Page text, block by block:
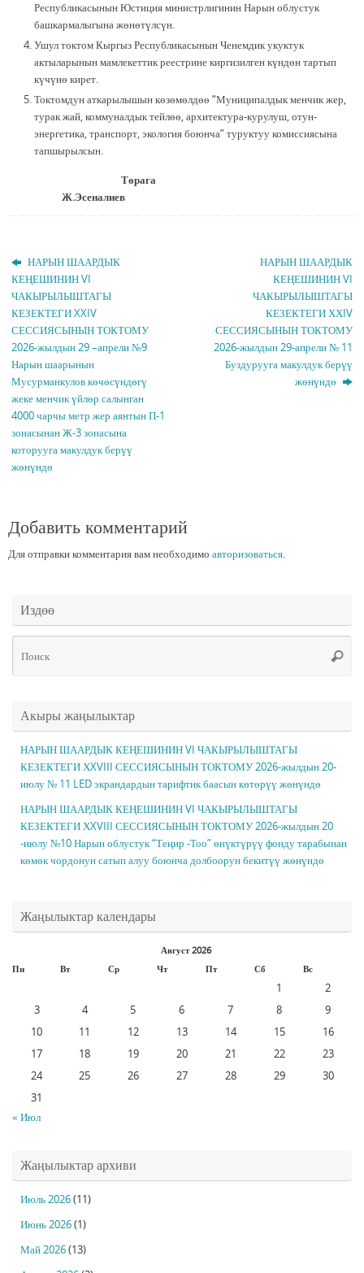
Республикасынын Юстиция министрлигинин Нарын облустук
башкармалыгына жөнөтүлсүн.
Ушул токтом Кыргыз Республикасынын Ченемдик укуктук
актыларынын мамлекеттик реестрине киргизилген күндөн тартып
күчүнө кирет.
Токтомдун аткарылышын көзөмөлдөө “Муниципалдык менчик жер,
турак жай, коммуналдык тейлөө, архитектура-курулуш, отун-
энергетика, транспорт, экология боюнча” туруктуу комиссиясына
тапшырылсын.
Төрага
Ж.Эсеналиев
НАРЫН ШААРДЫК
КЕҢЕШИНИН VI
ЧАКЫРЫЛЫШТАГЫ
КЕЗЕКТЕГИ XXIV
СЕССИЯСЫНЫН ТОКТОМУ
2026-жылдын 29 –апрели №9
Нарын шаарынын
Мусурманкулов көчөсүндөгү
жеке менчик үйлөр салынган
4000 чарчы метр жер аянтын П-1
зонасынан Ж-3 зонасына
которууга макулдук берүү
жөнүндө
НАРЫН ШААРДЫК
КЕҢЕШИНИН VI
ЧАКЫРЫЛЫШТАГЫ
КЕЗЕКТЕГИ ХХIV
СЕССИЯСЫНЫН ТОКТОМУ
2026-жылдын 29-апрели № 11
Буздурууга макулдук берүү
жөнүндө
Добавить комментарий
Для отправки комментария вам необходимо авторизоваться.
Издөө
Поиск
Акыры жаңылыктар
НАРЫН ШААРДЫК КЕҢЕШИНИН VI ЧАКЫРЫЛЫШТАГЫ
КЕЗЕКТЕГИ ХXVIII СЕССИЯСЫНЫН ТОКТОМУ 2026-жылдын 20-
июлу № 11 LED экрандардын тарифтик баасын көтөрүү жөнүндө
НАРЫН ШААРДЫК КЕҢЕШИНИН VI ЧАКЫРЫЛЫШТАГЫ
КЕЗЕКТЕГИ ХXVIII СЕССИЯСЫНЫН ТОКТОМУ 2026-жылдын 20
-июлу №10 Нарын облустук “Теңир -Тоо” өнүктүрүү фонду тарабынан
көмөк чордонун сатып алуу боюнча долбоорун бекитүү жөнүндө
Жаңылыктар календары
Август 2026
Пн
Вт Ср Чт Пт Сб Вс
1
2
3
4 5 6 7 8
9
10
11 12 13 14 15
16
17
18 19 20 21 22
23
24
25 26 27 28 29
30
31
« Июл
Жаңылыктар архиви
Июль 2026(11)
Июнь 2026(1)
Май 2026(13)